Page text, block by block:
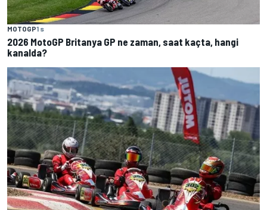
MOTOGP1 s
2026 MotoGP Britanya GP ne zaman, saat kaçta, hangi
kanalda?